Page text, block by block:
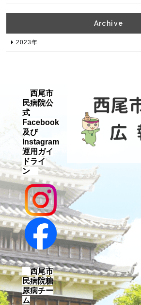
Archive​
2023年​
西尾市
民病院公
式
Facebook
及び
Instagram
運用ガイ
ドライ
ン
西尾市
民病院糖
尿病チー
ム